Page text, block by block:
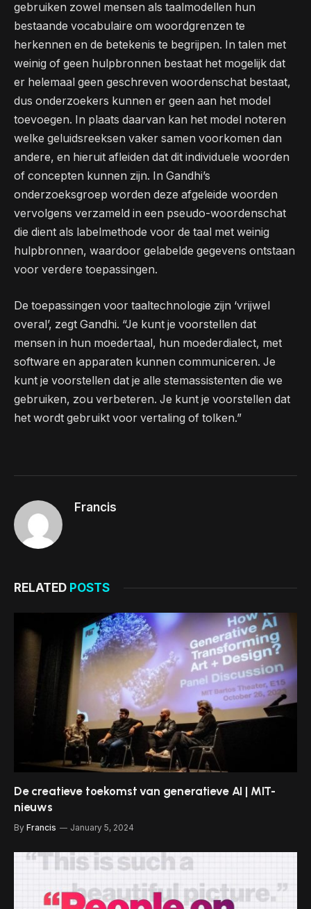
gebruiken zowel mensen als taalmodellen hun
bestaande vocabulaire om woordgrenzen te
herkennen en de betekenis te begrijpen. In talen met
weinig of geen hulpbronnen bestaat het mogelijk dat
er helemaal geen geschreven woordenschat bestaat,
dus onderzoekers kunnen er geen aan het model
toevoegen. In plaats daarvan kan het model noteren
welke geluidsreeksen vaker samen voorkomen dan
andere, en hieruit afleiden dat dit individuele woorden
of concepten kunnen zijn. In Gandhi’s
onderzoeksgroep worden deze afgeleide woorden
vervolgens verzameld in een pseudo-woordenschat
die dient als labelmethode voor de taal met weinig
hulpbronnen, waardoor gelabelde gegevens ontstaan
​​voor verdere toepassingen.
De toepassingen voor taaltechnologie zijn ‘vrijwel
overal’, zegt Gandhi. “Je kunt je voorstellen dat
mensen in hun moedertaal, hun moederdialect, met
software en apparaten kunnen communiceren. Je
kunt je voorstellen dat je alle stemassistenten die we
gebruiken, zou verbeteren. Je kunt je voorstellen dat
het wordt gebruikt voor vertaling of tolken.”
Francis
RELATED POSTS
De creatieve toekomst van generatieve AI | MIT-
nieuws
By Francis January 5, 2024